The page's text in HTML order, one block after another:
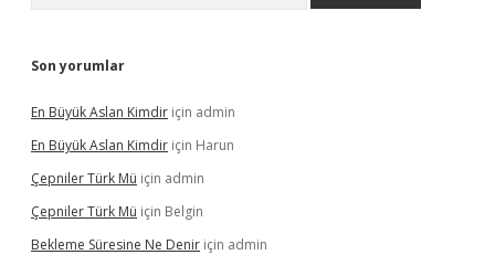
Son yorumlar
En Büyük Aslan Kimdir için admin
En Büyük Aslan Kimdir için Harun
Çepniler Türk Mü için admin
Çepniler Türk Mü için Belgin
Bekleme Süresine Ne Denir için admin